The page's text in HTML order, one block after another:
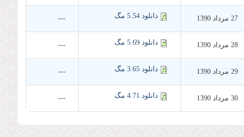
27 مرداد 1390 دانلود 5.54 مگ ---
28 مرداد 1390 دانلود 5.69 مگ ---
29 مرداد 1390 دانلود 3.65 مگ ---
30 مرداد 1390 دانلود 4.71 مگ ---